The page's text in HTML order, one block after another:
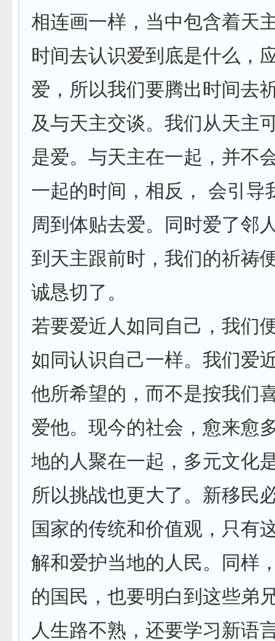
相连画一样，当中包含着天
时间去认识爱到底是什么，
爱，所以我们要腾出时间去
及与天主交谈。我们从天主
是爱。与天主在一起，并不
一起的时间，相反， 会引导
周到体贴去爱。同时爱了邻
到天主跟前时，我们的祈祷
诚恳切了。
若要爱近人如同自己，我们
如同认识自己一样。我们爱
他所希望的，而不是按我们
爱他。现今的社会，愈来愈
地的人聚在一起，多元文化
所以挑战也更大了。新移民
国家的传统和价值观，只有
解和爱护当地的人民。同样
的国民，也要明白到这些弟
人生路不熟，还要学习新语